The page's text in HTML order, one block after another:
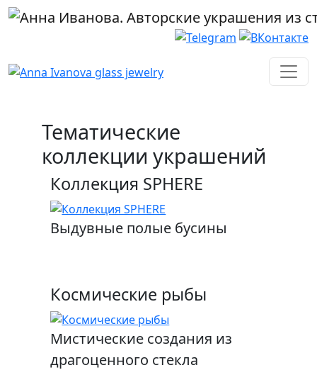
Перейти к основному содержанию
Тематические
коллекции украшений
Коллекция SPHERE
Выдувные полые бусины
Космические рыбы
Мистические создания из
драгоценного стекла